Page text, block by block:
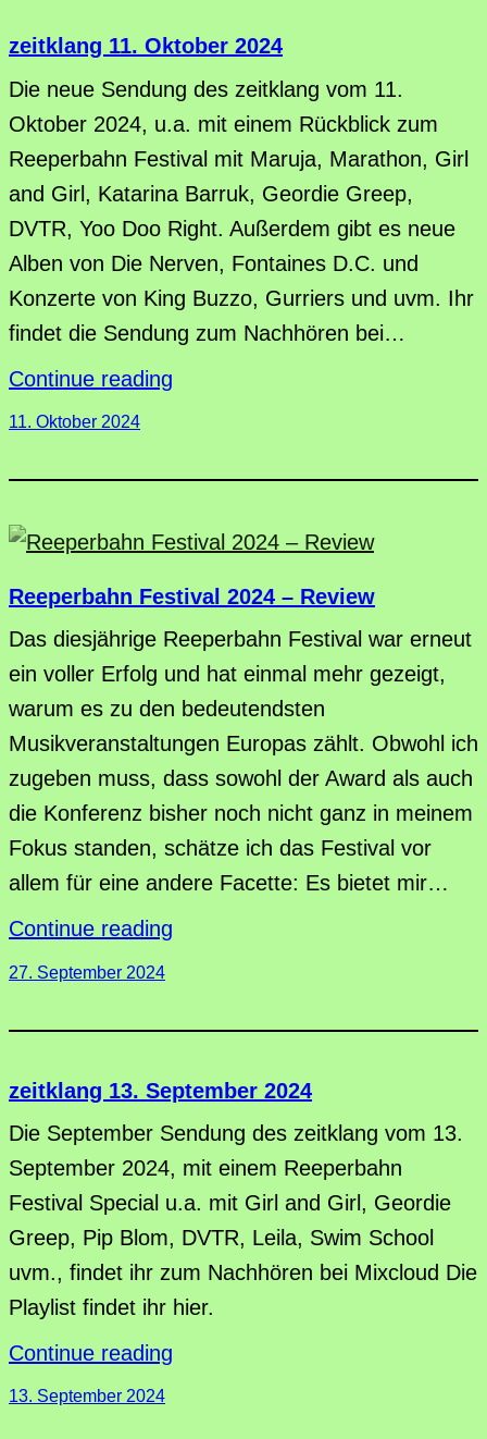
zeitklang 11. Oktober 2024
Die neue Sendung des zeitklang vom 11.
Oktober 2024, u.a. mit einem Rückblick zum
Reeperbahn Festival mit Maruja, Marathon, Girl
and Girl, Katarina Barruk, Geordie Greep,
DVTR, Yoo Doo Right. Außerdem gibt es neue
Alben von Die Nerven, Fontaines D.C. und
Konzerte von King Buzzo, Gurriers und uvm. Ihr
findet die Sendung zum Nachhören bei…
Continue reading
11. Oktober 2024
Reeperbahn Festival 2024 – Review
Das diesjährige Reeperbahn Festival war erneut
ein voller Erfolg und hat einmal mehr gezeigt,
warum es zu den bedeutendsten
Musikveranstaltungen Europas zählt. Obwohl ich
zugeben muss, dass sowohl der Award als auch
die Konferenz bisher noch nicht ganz in meinem
Fokus standen, schätze ich das Festival vor
allem für eine andere Facette: Es bietet mir…
Continue reading
27. September 2024
zeitklang 13. September 2024
Die September Sendung des zeitklang vom 13.
September 2024, mit einem Reeperbahn
Festival Special u.a. mit Girl and Girl, Geordie
Greep, Pip Blom, DVTR, Leila, Swim School
uvm., findet ihr zum Nachhören bei Mixcloud Die
Playlist findet ihr hier.
Continue reading
13. September 2024